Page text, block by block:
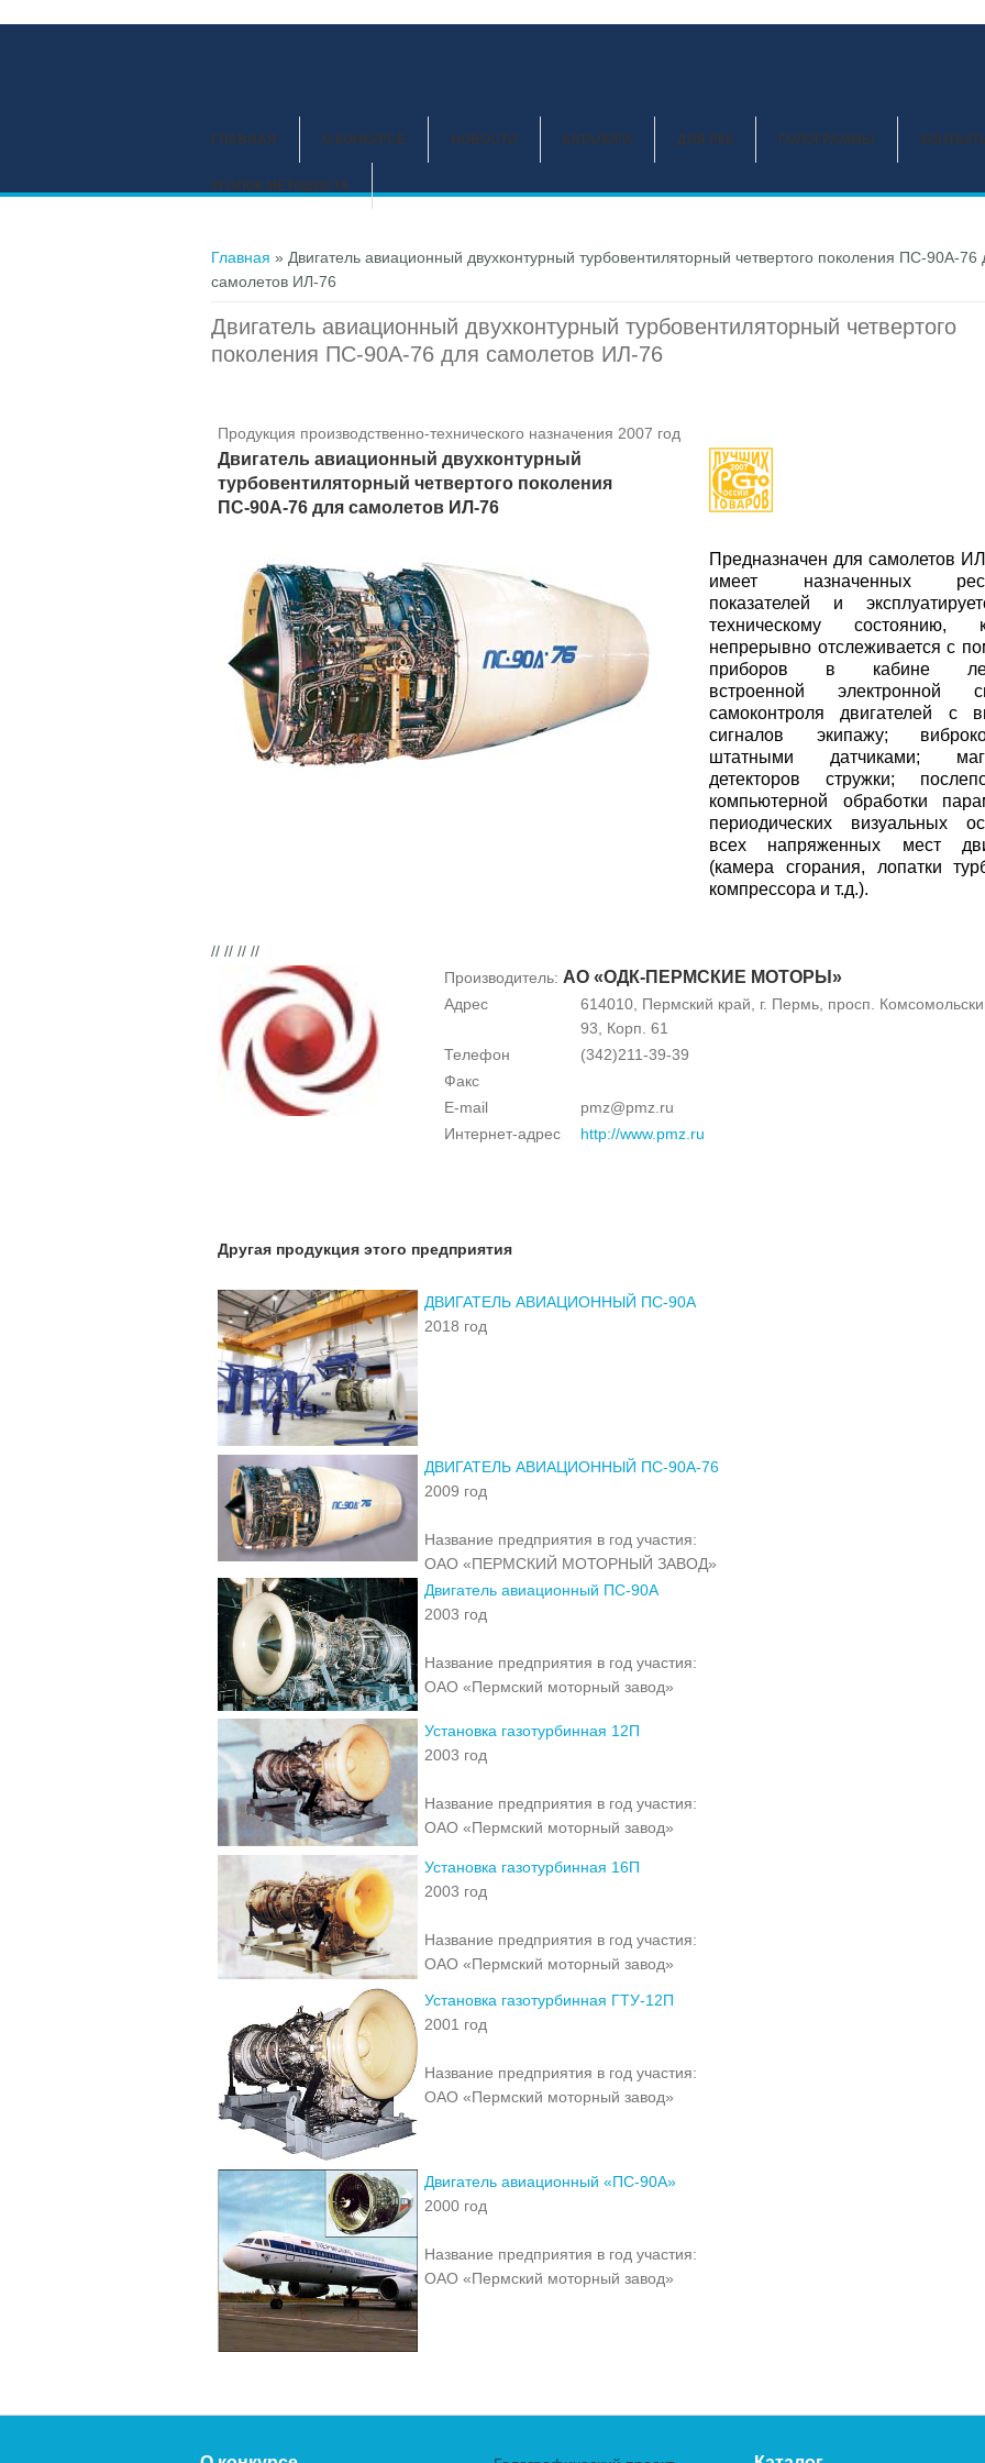
ГЛАВНАЯ О КОНКУРСЕ НОВОСТИ КАТАЛОГИ ДЛЯ РКК ГОЛОГРАММЫ
УГОЛОК МЕТОДИСТА
Вы здесь
Главная » Двигатель авиационный двухконтурный турбовентиляторный четвертого поколения ПС-90А-76
самолетов ИЛ-76
Двигатель авиационный двухконтурный турбовентиляторный четвертого
поколения ПС-90А-76 для самолетов ИЛ-76
Продукция производственно-технического назначения 2007 год
Двигатель авиационный двухконтурный
турбовентиляторный четвертого поколения
ПС-90А-76 для самолетов ИЛ-76
Предназначен для самолетов
имеет назначенных
показателей и
техническому состоянию,
непрерывно отслеживается с
приборов в кабине
встроенной электронной
самоконтроля двигателей с
сигналов экипажу;
штатными датчиками;
детекторов стружки;
компьютерной обработки
периодических визуальных
всех напряженных мест
(камера сгорания, лопатки
компрессора и т.д.).
// // // //
Производитель: АО «ОДК-ПЕРМСКИЕ МОТОРЫ»
Адрес
614010, Пермский край, г. Пермь, просп.
93, Корп. 61
Телефон
(342)211-39-39
Факс
E-mail
pmz@pmz.ru
Интернет-адрес
http://www.pmz.ru
Другая продукция этого предприятия
ДВИГАТЕЛЬ АВИАЦИОННЫЙ ПС-90А
2018 год
ДВИГАТЕЛЬ АВИАЦИОННЫЙ ПС-90А-76
2009 год
Название предприятия в год участия:
ОАО «ПЕРМСКИЙ МОТОРНЫЙ ЗАВОД»
Двигатель авиационный ПС-90А
2003 год
Название предприятия в год участия:
ОАО «Пермский моторный завод»
Установка газотурбинная 12П
2003 год
Название предприятия в год участия:
ОАО «Пермский моторный завод»
Установка газотурбинная 16П
2003 год
Название предприятия в год участия:
ОАО «Пермский моторный завод»
Установка газотурбинная ГТУ-12П
2001 год
Название предприятия в год участия:
ОАО «Пермский моторный завод»
Двигатель авиационный «ПС-90А»
2000 год
Название предприятия в год участия:
ОАО «Пермский моторный завод»